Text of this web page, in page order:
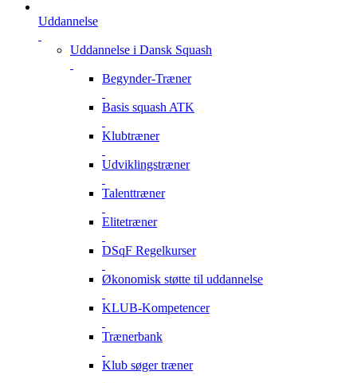
Uddannelse
Uddannelse i Dansk Squash
Begynder-Træner
Basis squash ATK
Klubtræner
Udviklingstræner
Talenttræner
Elitetræner
DSqF Regelkurser
Økonomisk støtte til uddannelse
KLUB-Kompetencer
Trænerbank
Klub søger træner